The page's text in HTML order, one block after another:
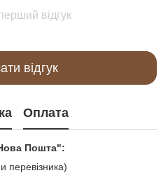
відгук
відгук
Оплата
Пошта":
перевізника)